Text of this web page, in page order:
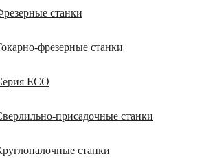
станки
фрезерные станки
ECO
присадочные станки
станки